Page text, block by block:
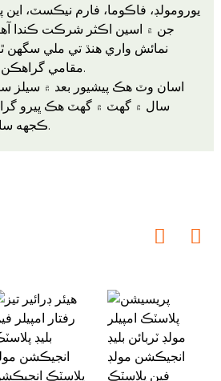
يورومولڊ، فاڪوما، فارم نيڪسٽ،
جن ۾ اسين اڪثر شرڪت ڪندا
نمائش واري هنڌ تي ملي سگهن
مقامي گراهڪن سان ملاقات ڪنداسين.
سال ۾ گهٽ ۾ گهٽ هڪ ڀيرو
ڪجهه سار سنڀال جو ڪم ڪندي.